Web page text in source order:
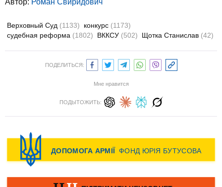
Автор: Роман Свиридович
Верховный Суд (1133) конкурс (1173)
судебная реформа (1802) ВККСУ (502) Щотка Станислав (42)
ПОДЕЛИТЬСЯ:
Мне нравится
ПОДЫТОЖИТЬ: